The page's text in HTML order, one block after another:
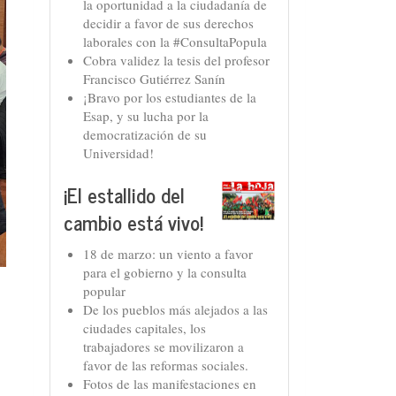
la oportunidad a la ciudadanía de
decidir a favor de sus derechos
laborales con la #ConsultaPopula
Cobra validez la tesis del profesor
Francisco Gutiérrez Sanín
¡Bravo por los estudiantes de la
Esap, y su lucha por la
democratización de su
Universidad!
¡El estallido del
cambio está vivo!
18 de marzo: un viento a favor
para el gobierno y la consulta
popular
De los pueblos más alejados a las
ciudades capitales, los
trabajadores se movilizaron a
favor de las reformas sociales.
Fotos de las manifestaciones en